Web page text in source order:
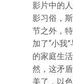
影片中的
影习俗，
节之外，
加了“小我
的家庭生
然，这矛
美了，以